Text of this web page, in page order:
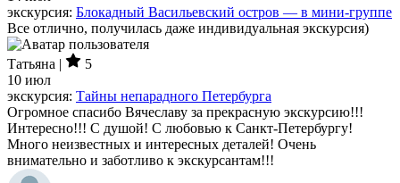
экскурсия: Блокадный Васильевский остров — в мини-группе
Все отлично, получилась даже индивидуальная экскурсия)
Татьяна |
5
10 июл
экскурсия: Тайны непарадного Петербурга
Огромное спасибо Вячеславу за прекрасную экскурсию!!!
Интересно!!! С душой! С любовью к Санкт-Петербургу!
Много неизвестных и интересных деталей! Очень
внимательно и заботливо к экскурсантам!!!